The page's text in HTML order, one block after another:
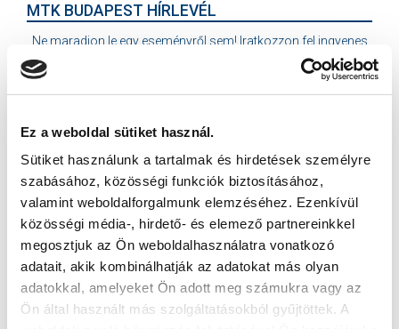
Ez a weboldal sütiket használ.
Sütiket használunk a tartalmak és hirdetések személyre
szabásához, közösségi funkciók biztosításához,
valamint weboldalforgalmunk elemzéséhez. Ezenkívül
közösségi média-, hirdető- és elemező partnereinkkel
megosztjuk az Ön weboldalhasználatra vonatkozó
adatait, akik kombinálhatják az adatokat más olyan
adatokkal, amelyeket Ön adott meg számukra vagy az
Ön által használt más szolgáltatásokból gyűjtöttek. A
MTK BUDAPEST HÍRLEVÉL
Ne maradjon le egy eseményről sem! Iratkozzon fel ingyenes
Elfogadom azAdatvédelmi tájékoztatót!
FELIRATKOZOM
SZPONZOROK